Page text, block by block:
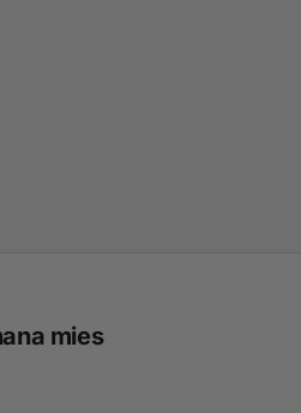
mies